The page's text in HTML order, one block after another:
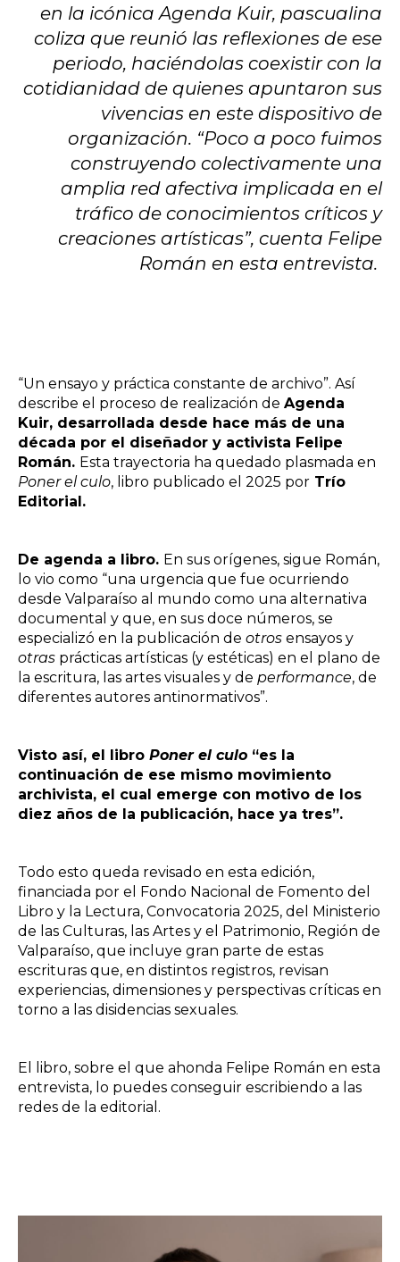
en la icónica Agenda Kuir, pascualina
coliza que reunió las reflexiones de ese
periodo, haciéndolas coexistir con la
cotidianidad de quienes apuntaron sus
vivencias en este dispositivo de
organización. “Poco a poco fuimos
construyendo colectivamente una
amplia red afectiva implicada en el
tráfico de conocimientos críticos y
creaciones artísticas”, cuenta Felipe
Román en esta entrevista.
“Un ensayo y práctica constante de archivo”. Así
describe el proceso de realización de Agenda
Kuir, desarrollada desde hace más de una
década por el diseñador y activista Felipe
Román. Esta trayectoria ha quedado plasmada en
Poner el culo, libro publicado el 2025 por Trío
Editorial.
De agenda a libro. En sus orígenes, sigue Román,
lo vio como “una urgencia que fue ocurriendo
desde Valparaíso al mundo como una alternativa
documental y que, en sus doce números, se
especializó en la publicación de otros ensayos y
otras prácticas artísticas (y estéticas) en el plano de
la escritura, las artes visuales y de performance, de
diferentes autores antinormativos”.
Visto así, el libro Poner el culo “es la
continuación de ese mismo movimiento
archivista, el cual emerge con motivo de los
diez años de la publicación, hace ya tres”.
Todo esto queda revisado en esta edición,
financiada por el Fondo Nacional de Fomento del
Libro y la Lectura, Convocatoria 2025, del Ministerio
de las Culturas, las Artes y el Patrimonio, Región de
Valparaíso, que incluye gran parte de estas
escrituras que, en distintos registros, revisan
experiencias, dimensiones y perspectivas críticas en
torno a las disidencias sexuales.
El libro, sobre el que ahonda Felipe Román en esta
entrevista, lo puedes conseguir escribiendo a las
redes de la editorial.